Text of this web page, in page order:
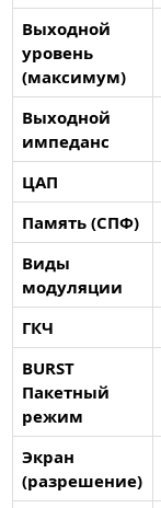
Выходной
уровень
(максимум)
Выходной
импеданс
ЦАП
Память (СПФ)
Виды
модуляции
ГКЧ
BURST
Пакетный
режим
Экран
(разрешение)